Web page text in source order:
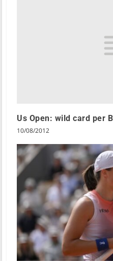
Us Open: wild card per
10/08/2012